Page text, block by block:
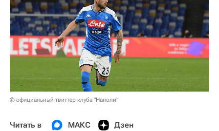
© официальный твиттер клуба "Наполи"
Читать в МАКС Дзен